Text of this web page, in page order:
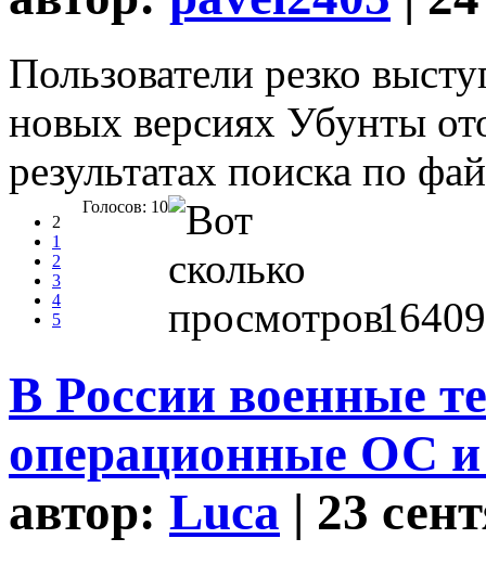
Пользователи резко
новых версиях Убунты
результатах поиска по
2
1
2
3
4
5
Голосов: 10
16409
В России военные
операционные ОС
автор: Luca | 23